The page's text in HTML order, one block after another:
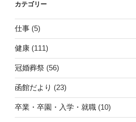
カテゴリー
仕事 (5)
健康 (111)
冠婚葬祭 (56)
函館だより (23)
卒業・卒園・入学・就職 (10)